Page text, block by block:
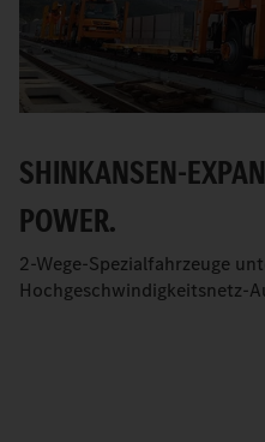
SHINKANSEN-
POWER.
2-Wege-Spezialfahrzeuge
Hochgeschwindigkeitsnetz-